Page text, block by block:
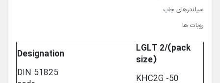
سیلندرهای چاپ
روبات ها
Designation
LGLT 2/(pack
size)
DIN 51825
KHC2G -50